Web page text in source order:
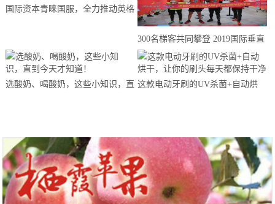
国际资本青睐国服，全力推动英格
300名梯客共同攀登 2019国际垂直
马拉松超级精英赛顺德海骏达中心
站欢乐开跑
选酸奶、喝酸奶，这些小知识，直 这款电动牙刷的UV杀菌+自动烘